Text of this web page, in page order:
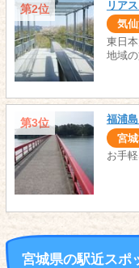
第2位 リア
気
東日
地域
第3位 福浦島
宮
お手
宮城県の駅近スポ